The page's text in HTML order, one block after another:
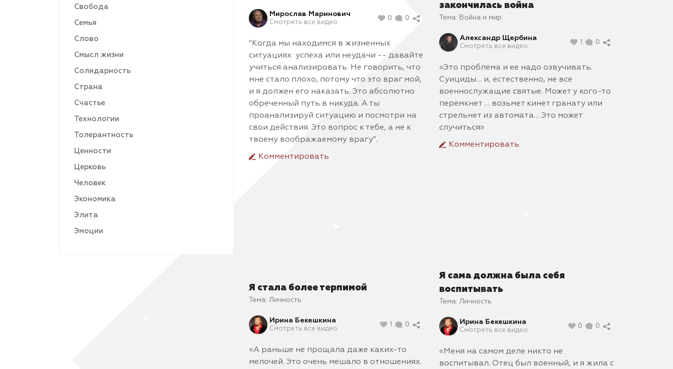
Свобода
Семья
Слово
Смысл жизни
Солидарность
Страна
Счастье
Технологии
Толерантность
Ценности
Церковь
Человек
Экономика
Элита
Эмоции
закончилась война
Тема: Война и мир
Александр Щербина
Смотреть все видео
1 0
«Это проблема и ее надо озвучивать.
Суициды… и, естественно, не все
военнослужащие святые. Может у кого-то
перемкнет … возьмет кинет гранату или
стрельнет из автомата… Это может
случиться»
Комментировать
Мирослав Маринович
Смотреть все видео
0 0
"Когда мы находимся в жизненных
ситуациях успеха или неудачи -- давайте
учиться анализировать. Не говорить, что
мне стало плохо, потому что это враг мой,
и я должен его наказать. Это абсолютно
обреченный путь в никуда. А ты
проанализируй ситуацию и посмотри на
свои действия. Это вопрос к тебе, а не к
твоему воображаемому врагу".
Комментировать
Я сама должна была себя
воспитывать
Тема: Личность
Ирина Бекешкина
Смотреть все видео
0 0
«Меня на самом деле никто не
воспитывал. Отец был военный, и я жила с
Я стала более терпимой
Тема: Личность
Ирина Бекешкина
Смотреть все видео
1 0
«А раньше не прощала даже каких-то
мелочей. Это очень мешало в отношениях.